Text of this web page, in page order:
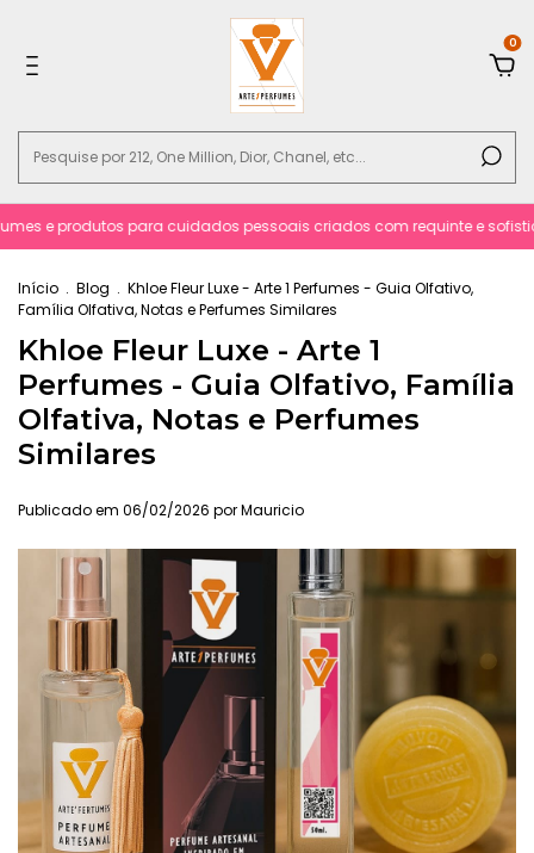
0
e produtos para cuidados pessoais criados com requinte e
Início . Blog . Khloe Fleur Luxe - Arte 1 Perfumes - Guia Olfativo,
Família Olfativa, Notas e Perfumes Similares
Khloe Fleur Luxe - Arte 1
Perfumes - Guia Olfativo, Família
Olfativa, Notas e Perfumes
Similares
Publicado em 06/02/2026 por Mauricio